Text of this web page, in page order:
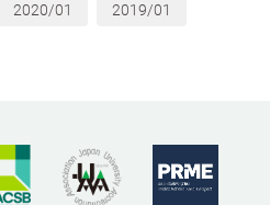
2020/01 2019/01